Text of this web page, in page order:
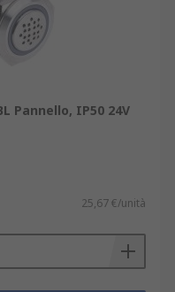
Pannello, IP50 24V
25,67 €/unità